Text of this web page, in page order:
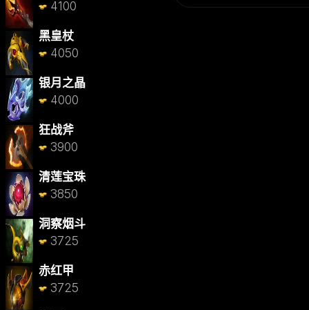
4100
黑皇杖
4050
银月之晶
4000
狂战斧
3900
清莲宝珠
3850
洞察烟斗
3725
赤红甲
3725